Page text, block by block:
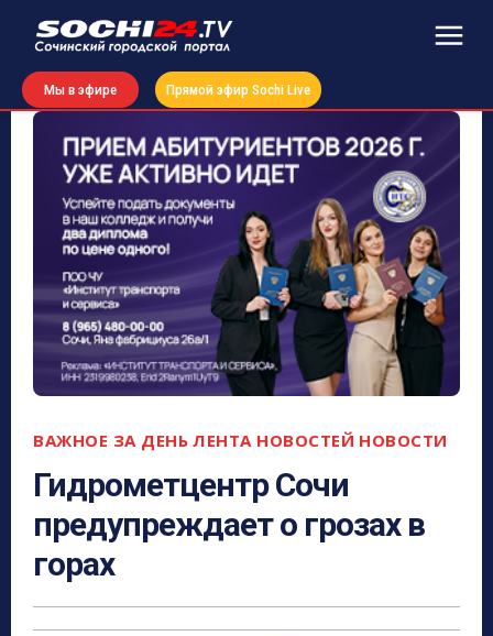
Мы в эфире Прямой эфир Sochi Live
ВАЖНОЕ ЗА ДЕНЬ ЛЕНТА НОВОСТЕЙ НОВОСТИ
Гидрометцентр Сочи
предупреждает о грозах в
горах